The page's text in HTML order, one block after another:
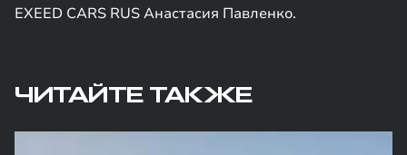
EXEED CARS RUS Анастасия Павленко.
ЧИТАЙТЕ ТАКЖЕ